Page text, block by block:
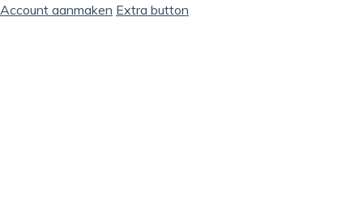
Account aanmaken Extra button